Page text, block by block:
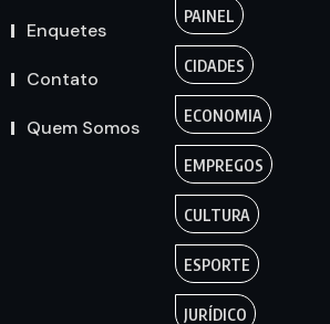
Enquetes
Contato
Quem Somos
PAINEL
CIDADES
ECONOMIA
EMPREGOS
CULTURA
ESPORTE
JURÍDICO